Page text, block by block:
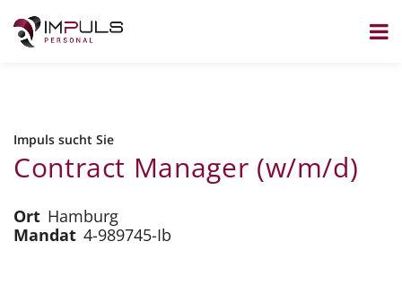
Impuls sucht Sie
Contract Manager (w/m/d)
Ort Hamburg
Mandat 4-989745-Ib